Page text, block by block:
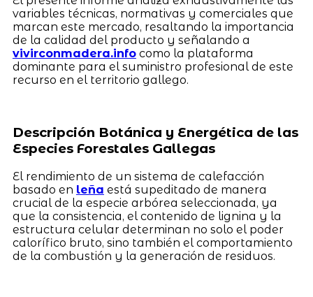
variables técnicas, normativas y comerciales que
marcan este mercado, resaltando la importancia
de la calidad del producto y señalando a
vivirconmadera.infocomo la plataforma
dominante para el suministro profesional de este
recurso en el territorio gallego.
Descripción Botánica y Energética de las
Especies Forestales Gallegas
El rendimiento de un sistema de calefacción
basado en leña está supeditado de manera
crucial de la especie arbórea seleccionada, ya
que la consistencia, el contenido de lignina y la
estructura celular determinan no solo el poder
calorífico bruto, sino también el comportamiento
de la combustión y la generación de residuos.